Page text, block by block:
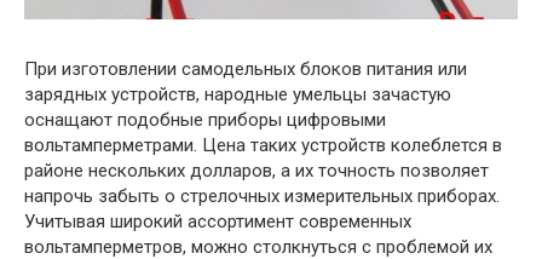
При изготовлении самодельных блоков питания или
зарядных устройств, народные умельцы зачастую
оснащают подобные приборы цифровыми
вольтамперметрами. Цена таких устройств колеблется в
районе нескольких долларов, а их точность позволяет
напрочь забыть о стрелочных измерительных приборах.
Учитывая широкий ассортимент современных
вольтамперметров, можно столкнуться с проблемой их